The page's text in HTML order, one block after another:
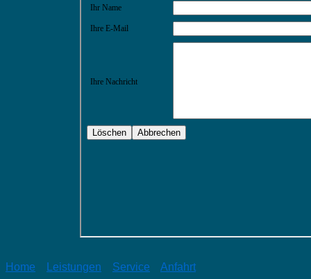
Home Leistungen Service Anfahrt